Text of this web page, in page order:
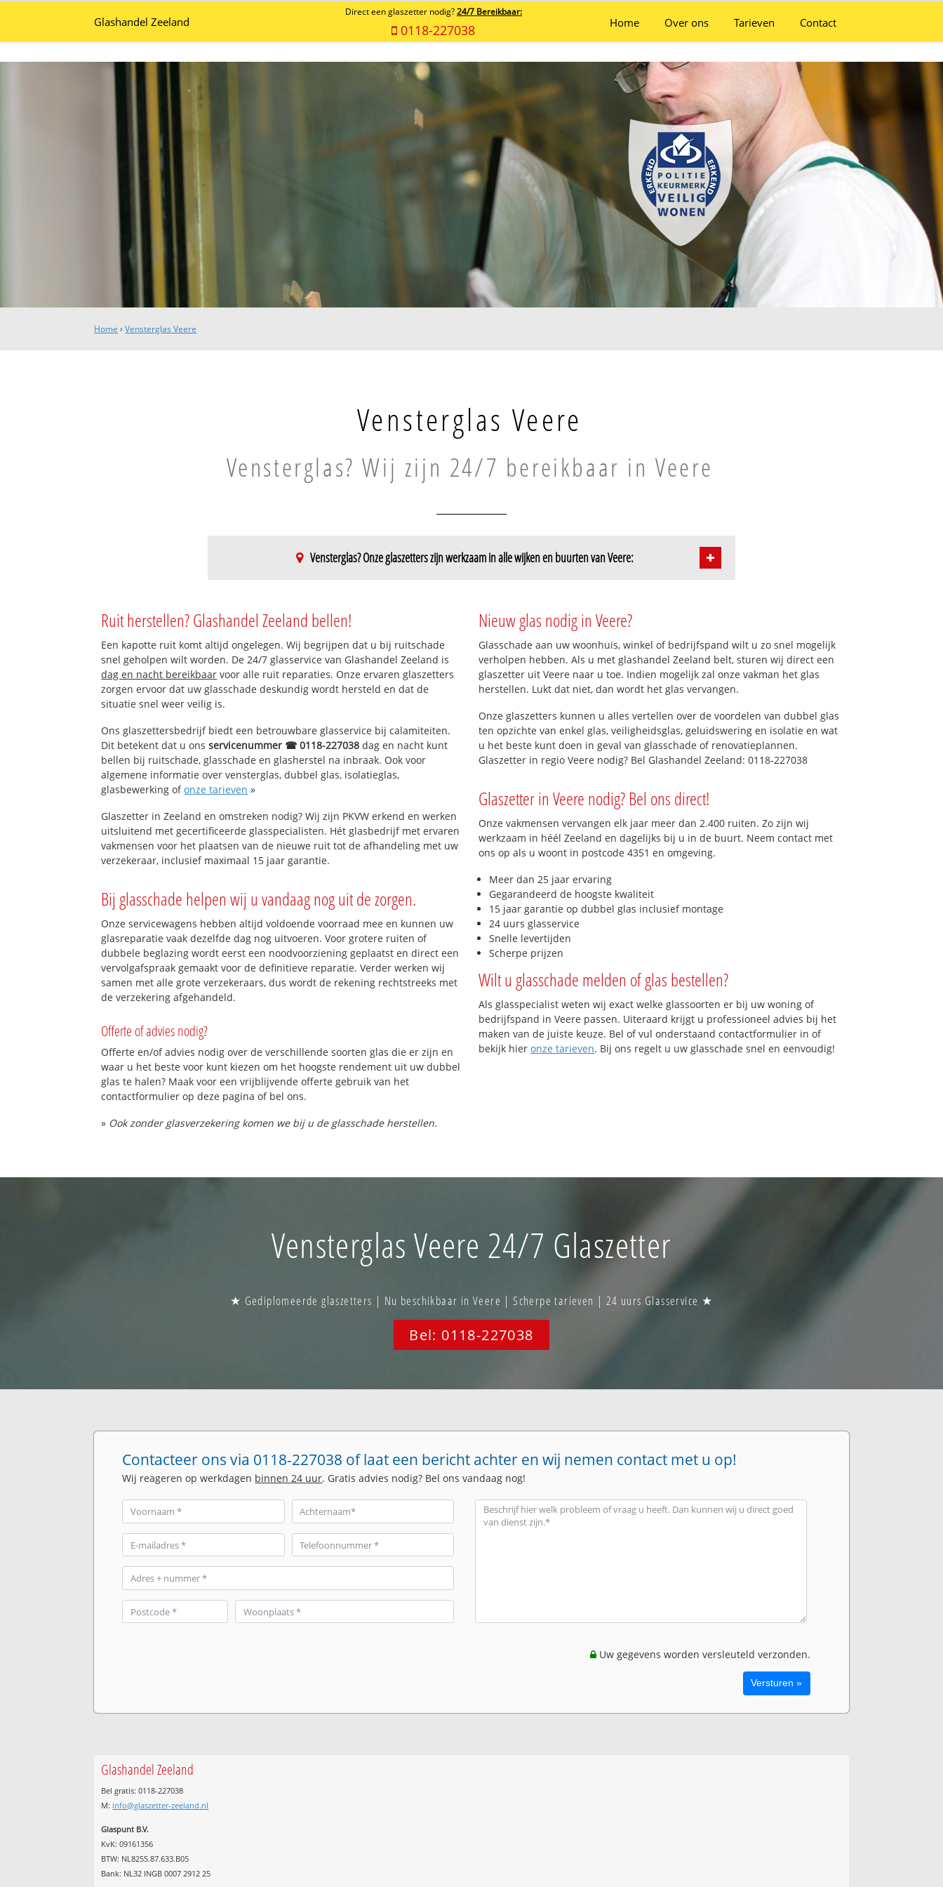
Glashandel Zeeland
Direct een glaszetter nodig? 24/7 Bereikbaar:
0118-227038 Home Over ons Tarieven Contact
Home ›Vensterglas Veere
Vensterglas Veere
Vensterglas? Wij zijn 24/7 bereikbaar in Veere
Vensterglas? Onze glaszetters zijn werkzaam in alle wijken en buurten van Veere:
Zanddijk
Buiten de Veste
Ruit herstellen? Glashandel Zeeland bellen!
Een kapotte ruit komt altijd ongelegen. Wij begrijpen dat u bij ruitschade
snel geholpen wilt worden. De 24/7 glasservice van Glashandel Zeeland is
dag en nacht bereikbaar voor alle ruit reparaties. Onze ervaren glaszetters
zorgen ervoor dat uw glasschade deskundig wordt hersteld en dat de
situatie snel weer veilig is.
Ons glaszettersbedrijf biedt een betrouwbare glasservice bij calamiteiten.
Dit betekent dat u onsservicenummer ☎ 0118-227038 dag en nacht kunt
bellen bij ruitschade, glasschade en glasherstel na inbraak. Ook voor
algemene informatie over vensterglas, dubbel glas, isolatieglas,
glasbewerking ofonze tarieven »
Glaszetter in Zeeland en omstreken nodig? Wij zijn PKVW erkend en werken
uitsluitend met gecertificeerde glasspecialisten. Hét glasbedrijf met ervaren
vakmensen voor het plaatsen van de nieuwe ruit tot de afhandeling met uw
verzekeraar, inclusief maximaal 15 jaar garantie.
Bij glasschade helpen wij u vandaag nog uit de zorgen.
Onze servicewagens hebben altijd voldoende voorraad mee en kunnen uw
glasreparatie vaak dezelfde dag nog uitvoeren. Voor grotere ruiten of
dubbele beglazing wordt eerst een noodvoorziening geplaatst en direct een
vervolgafspraak gemaakt voor de definitieve reparatie. Verder werken wij
samen met alle grote verzekeraars, dus wordt de rekening rechtstreeks met
de verzekering afgehandeld.
Offerte of advies nodig?
Offerte en/of advies nodig over de verschillende soorten glas die er zijn en
waar u het beste voor kunt kiezen om het hoogste rendement uit uw dubbel
glas te halen? Maak voor een vrijblijvende offerte gebruik van het
contactformulier op deze pagina of bel ons.
» Ook zonder glasverzekering komen we bij u de glasschade herstellen.
Nieuw glas nodig in Veere?
Glasschade aan uw woonhuis, winkel of bedrijfspand wilt u zo snel mogelijk
verholpen hebben. Als u met glashandel Zeeland belt, sturen wij direct een
glaszetter uit Veere naar u toe. Indien mogelijk zal onze vakman het glas
herstellen. Lukt dat niet, dan wordt het glas vervangen.
Onze glaszetters kunnen u alles vertellen over de voordelen van dubbel glas
ten opzichte van enkel glas, veiligheidsglas, geluidswering en isolatie en wat
u het beste kunt doen in geval van glasschade of renovatieplannen.
Glaszetter in regio Veere nodig? Bel Glashandel Zeeland: 0118-227038
Glaszetter in Veere nodig? Bel ons direct!
Onze vakmensen vervangen elk jaar meer dan 2.400 ruiten. Zo zijn wij
werkzaam in héél Zeeland en dagelijks bij u in de buurt. Neem contact met
ons op als u woont in postcode 4351 en omgeving.
Meer dan 25 jaar ervaring
Gegarandeerd de hoogste kwaliteit
15 jaar garantie op dubbel glas inclusief montage
24 uurs glasservice
Snelle levertijden
Scherpe prijzen
Wilt u glasschade melden of glas bestellen?
Als glasspecialist weten wij exact welke glassoorten er bij uw woning of
bedrijfspand in Veere passen. Uiteraard krijgt u professioneel advies bij het
maken van de juiste keuze. Bel of vul onderstaand contactformulier in of
bekijk hier onze tarieven. Bij ons regelt u uw glasschade snel en eenvoudig!
Vensterglas Veere 24/7 Glaszetter
★ Gediplomeerde glaszetters | Nu beschikbaar in Veere | Scherpe tarieven | 24 uurs Glasservice ★
Bel: 0118-227038
Contacteer ons via 0118-227038 of laat een bericht achter en wij nemen contact met u op!
Wij reageren op werkdagen binnen 24 uur. Gratis advies nodig? Bel ons vandaag nog!
Uw gegevens worden versleuteld verzonden.
Glashandel Zeeland
Bel gratis: 0118-227038
M: info@glaszetter-zeeland.nl
Glaspunt B.V.
KvK: 09161356
BTW: NL8255.87.633.B05
Bank: NL32 INGB 0007 2912 25